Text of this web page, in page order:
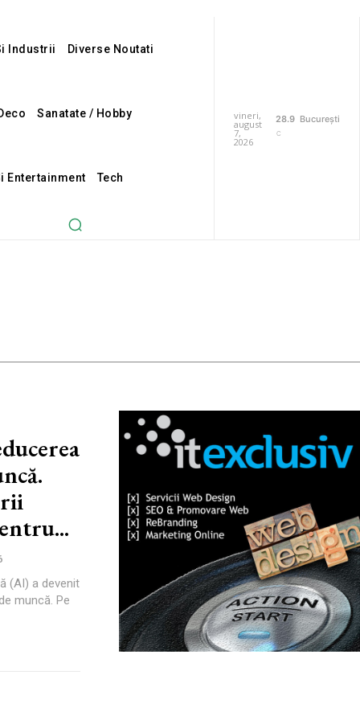
Industrii Diverse Noutati
Sanatate / Hobby
Entertainment Tech
vineri,
august
7,
2026
28.9
C
București
(AI) a devenit
muncă. Pe